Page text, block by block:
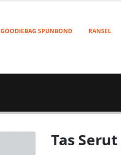
GOODIEBAG SPUNBOND RANSEL
Tas